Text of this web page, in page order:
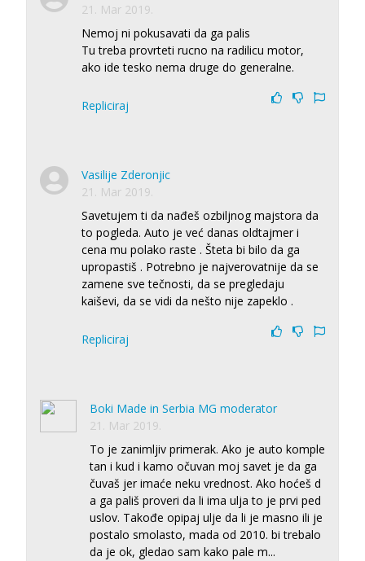
21. Mar 2019.
Nemoj ni pokusavati da ga palis
Tu treba provrteti rucno na radilicu motor,
ako ide tesko nema druge do generalne.
Repliciraj
Vasilije Zderonjic
21. Mar 2019.
Savetujem ti da nađeš ozbiljnog majstora da
to pogleda. Auto je već danas oldtajmer i
cena mu polako raste . Šteta bi bilo da ga
upropastiš . Potrebno je najverovatnije da se
zamene sve tečnosti, da se pregledaju
kaiševi, da se vidi da nešto nije zapeklo .
Repliciraj
Boki Made in Serbia MG moderator
21. Mar 2019.
To je zanimljiv primerak. Ako je auto komple
tan i kud i kamo očuvan moj savet je da ga
čuvaš jer imaće neku vrednost. Ako hoćeš d
a ga pališ proveri da li ima ulja to je prvi ped
uslov. Takođe opipaj ulje da li je masno ili je
postalo smolasto, mada od 2010. bi trebalo
da je ok, gledao sam kako pale m...